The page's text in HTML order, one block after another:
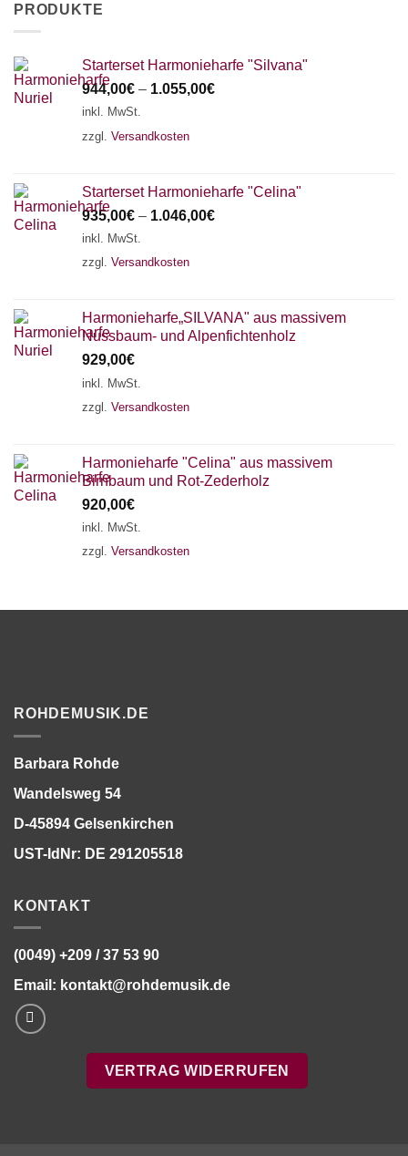
PRODUKTE
Starterset Harmonieharfe "Silvana"
944,00€ – 1.055,00€
inkl. MwSt.
zzgl. Versandkosten
Starterset Harmonieharfe "Celina"
935,00€ – 1.046,00€
inkl. MwSt.
zzgl. Versandkosten
Harmonieharfe„SILVANA" aus massivem
Nussbaum- und Alpenfichtenholz
929,00€
inkl. MwSt.
zzgl. Versandkosten
Harmonieharfe "Celina" aus massivem
Birnbaum und Rot-Zederholz
920,00€
inkl. MwSt.
zzgl. Versandkosten
ROHDEMUSIK.DE
Barbara Rohde
Wandelsweg 54
D-45894 Gelsenkirchen
UST-IdNr: DE 291205518
KONTAKT
(0049) +209 / 37 53 90
Email: kontakt@rohdemusik.de
VERTRAG WIDERRUFEN